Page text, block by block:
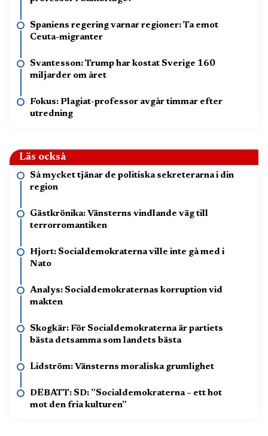
Spaniens regering varnar regioner: Ta emot
Ceuta-migranter
Svantesson: Trump har kostat Sverige 160
miljarder om året
Fokus: Plagiat-professor avgår timmar efter
utredning
Läs också
Så mycket tjänar de politiska sekreterarna i din
region
Gästkrönika: Vänsterns vindlande väg till
terrorromantiken
Hjort: Socialdemokraterna ville inte gå med i
Nato
Analys: Socialdemokraternas korruption vid
makten
Skogkär: För Socialdemokraterna är partiets
bästa detsamma som landets bästa
Lidström: Vänsterns moraliska grumlighet
DEBATT: SD: ”Socialdemokraterna – ett hot
mot den fria kulturen”